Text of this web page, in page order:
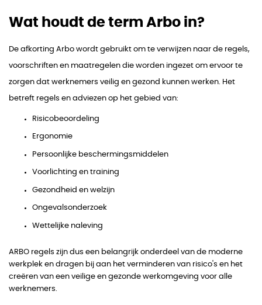
Wat houdt de term Arbo in?
De afkorting Arbo wordt gebruikt om te verwijzen naar de regels,
voorschriften en maatregelen die worden ingezet om ervoor te
zorgen dat werknemers veilig en gezond kunnen werken. Het
betreft regels en adviezen op het gebied van:
Risicobeoordeling
Ergonomie
Persoonlijke beschermingsmiddelen
Voorlichting en training
Gezondheid en welzijn
Ongevalsonderzoek
Wettelijke naleving
ARBO regels zijn dus een belangrijk onderdeel van de moderne
werkplek en dragen bij aan het verminderen van risico's en het
creëren van een veilige en gezonde werkomgeving voor alle
werknemers.